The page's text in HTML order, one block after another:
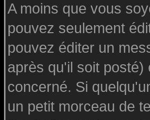
A moins que vous
pouvez seulement
pouvez éditer un
après qu'il soit
concerné. Si
un petit morceau de